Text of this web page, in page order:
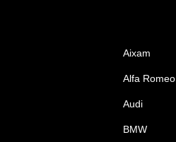
Aixam
Alfa Romeo
Audi
BMW